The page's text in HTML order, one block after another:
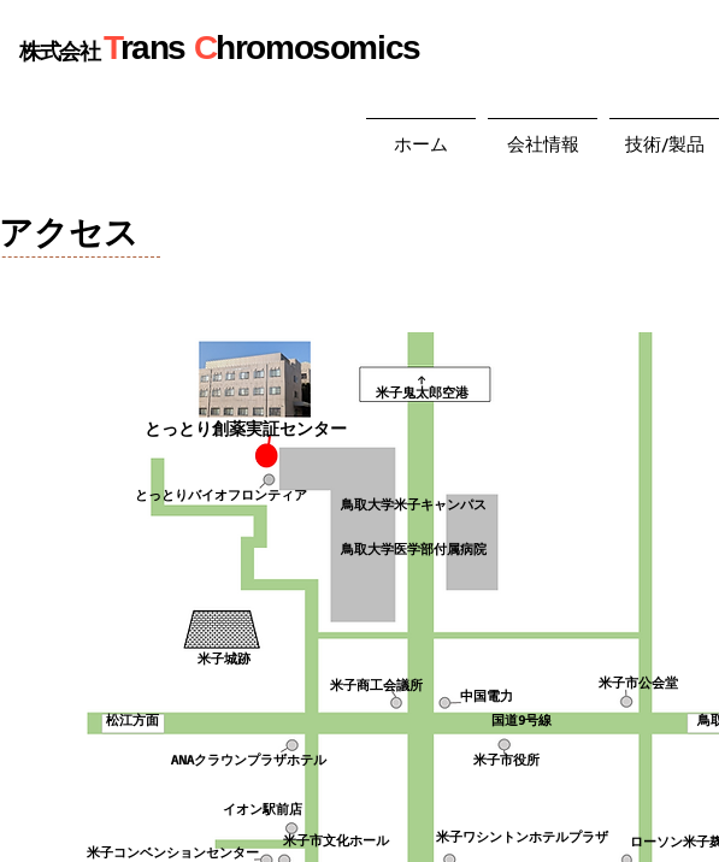
株式会社Trans Chromosomics
ホーム 会社情報 技術/製品
アクセス
↑
鳥取大学米子キャンパス
鳥取大学医学部付属病院
米子城跡
米子商工会議所
中国電力
国道9号線
ローソン米子
米子ワシントンホテルプラザ
イオン駅前店
米子市文化ホール
米子コンベンションセンター
米子市役所
ANAクラウンプラザホテル
米子市公会堂
鳥
松江方面
とっとり創薬実証センター
とっとりバイオフロンティア
米子鬼太郎空港